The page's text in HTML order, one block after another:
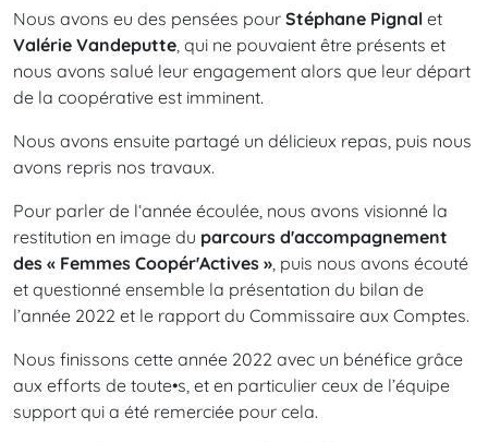
Nous avons eu des pensées pour Stéphane Pignal et
Valérie Vandeputte , qui ne pouvaient être présents et
nous avons salué leur engagement alors que leur départ
de la coopérative est imminent.
Nous avons ensuite partagé un délicieux repas, puis nous
avons repris nos travaux.
Pour parler de l‘année écoulée, nous avons visionné la
restitution en image du parcours d'accompagnement
des « Femmes Coopér'Actives » , puis nous avons écouté
et questionné ensemble la présentation du bilan de
l’année 2022 et le rapport du Commissaire aux Comptes.
Nous finissons cette année 2022 avec un bénéfice grâce
aux efforts de toute•s, et en particulier ceux de l’équipe
support qui a été remerciée pour cela.